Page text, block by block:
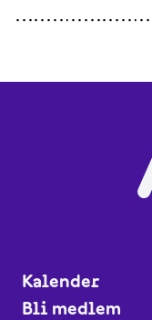
Kalender
Bli medlem